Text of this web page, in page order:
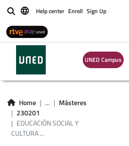
BuscarHelp center Enroll Sign Up
UNED Campus
Home ...
Másteres
230201
EDUCACIÓN SOCIAL Y
CULTURA ...
Y CULTURA